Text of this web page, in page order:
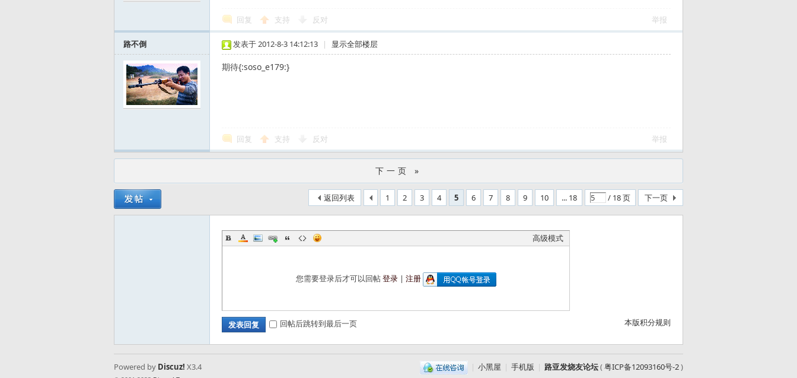
动
风
回复 支持 反对 举报
路不倒 发表于 2012-8-3 14:12:13 | 显示全部楼层
期待{:soso_e179:}
回复 支持 反对 举报
下一页 »
1 2 3 4 5 6 7 8 9 10 ... 18 / 18 页 下一页
返回列表
高级模式
您需要登录后才可以回帖登录| 注册
本版积分规则
发表回复 回帖后跳转到最后一页
| 小黑屋 | 手机版 | 路亚发烧友论坛(粤ICP备12093160号-2)
Powered by Discuz! X3.4